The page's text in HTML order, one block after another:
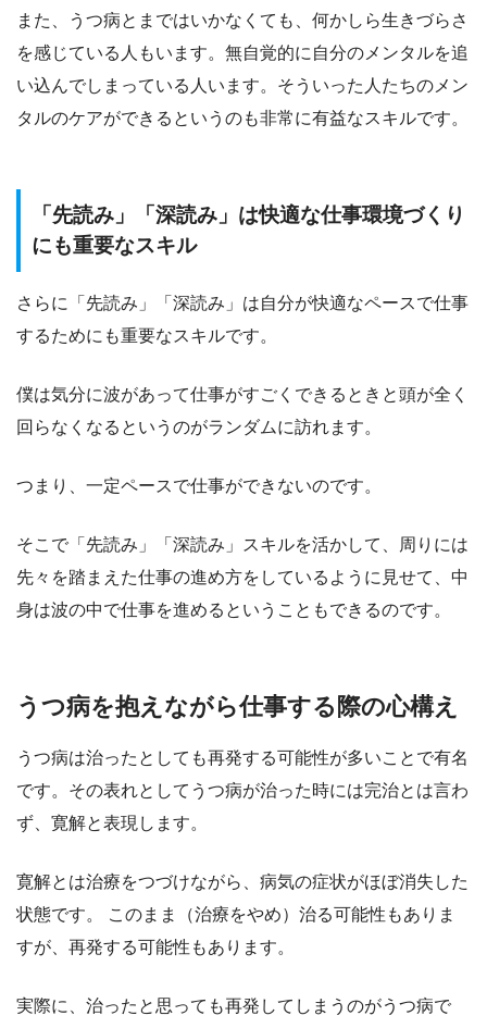
また、うつ病とまではいかなくても、何かしら生きづらさ
を感じている人もいます。無自覚的に自分のメンタルを追
い込んでしまっている人います。そういった人たちのメン
タルのケアができるというのも非常に有益なスキルです。
「先読み」「深読み」は快適な仕事環境づくり
にも重要なスキル
さらに「先読み」「深読み」は自分が快適なペースで仕事
するためにも重要なスキルです。
僕は気分に波があって仕事がすごくできるときと頭が全く
回らなくなるというのがランダムに訪れます。
つまり、一定ペースで仕事ができないのです。
そこで「先読み」「深読み」スキルを活かして、周りには
先々を踏まえた仕事の進め方をしているように見せて、中
身は波の中で仕事を進めるということもできるのです。
うつ病を抱えながら仕事する際の心構え
うつ病は治ったとしても再発する可能性が多いことで有名
です。その表れとしてうつ病が治った時には完治とは言わ
ず、寛解と表現します。
寛解とは治療をつづけながら、病気の症状がほぼ消失した
状態です。 このまま（治療をやめ）治る可能性もありま
すが、再発する可能性もあります。
実際に、治ったと思っても再発してしまうのがうつ病で